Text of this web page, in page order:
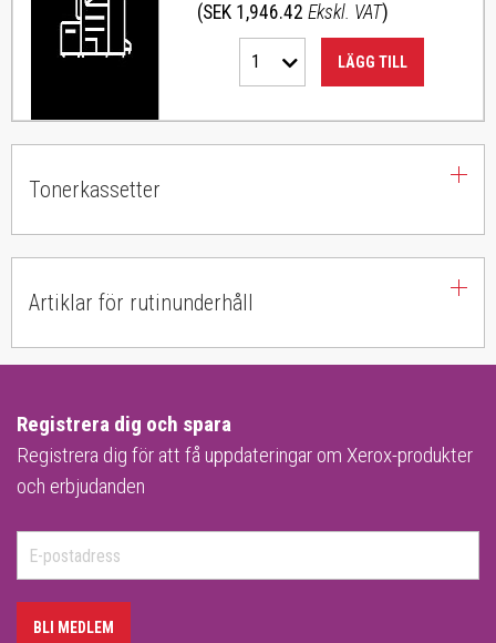
(SEK 1,946.42 Ekskl. VAT)
1 LÄGG TILL
Tonerkassetter
Artiklar för rutinunderhåll
Registrera dig och spara
Registrera dig för att få uppdateringar om Xerox-produkter
och erbjudanden
BLI MEDLEM